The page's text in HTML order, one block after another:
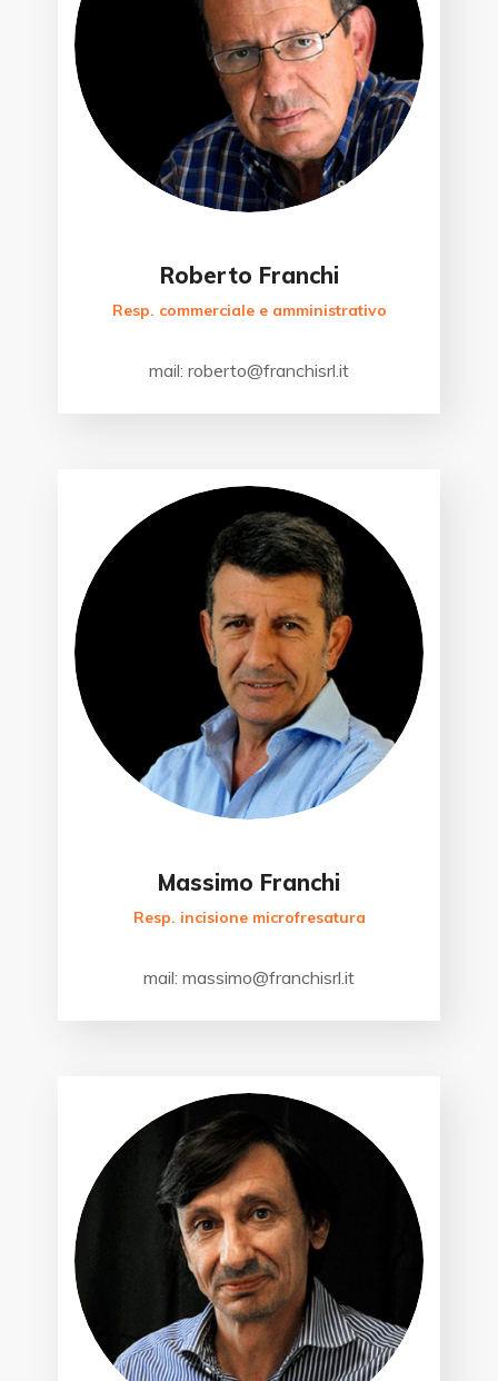
Roberto Franchi
Resp. commerciale e amministrativo
mail: roberto@franchisrl.it
Massimo Franchi
Resp. incisione microfresatura
mail: massimo@franchisrl.it